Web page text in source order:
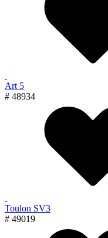
Art 5
# 48934
Toulon SV3
# 49019